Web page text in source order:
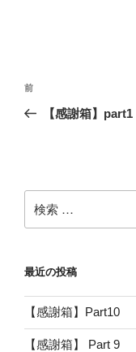
投
ナ
ー
シ
過
去
前
【感謝箱】part1
索:
最近の投稿
【感謝箱】Part10
【感謝箱】 Part 9